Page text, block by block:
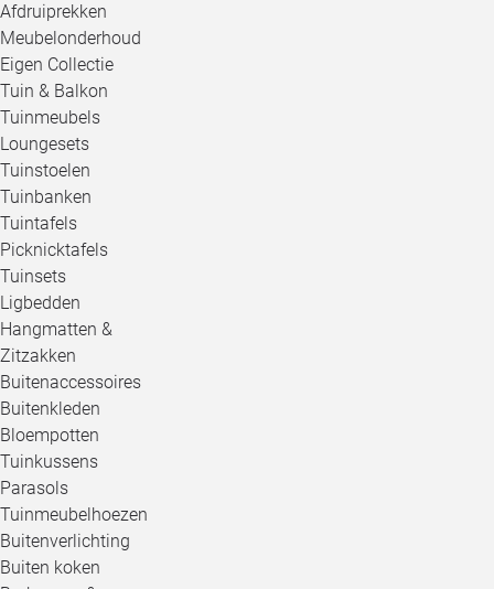
Afdruiprekken
Meubelonderhoud
Eigen Collectie
Tuin & Balkon
Tuinmeubels
Loungesets
Tuinstoelen
Tuinbanken
Tuintafels
Picknicktafels
Tuinsets
Ligbedden
Hangmatten &
Zitzakken
Buitenaccessoires
Buitenkleden
Bloempotten
Tuinkussens
Parasols
Tuinmeubelhoezen
Buitenverlichting
Buiten koken